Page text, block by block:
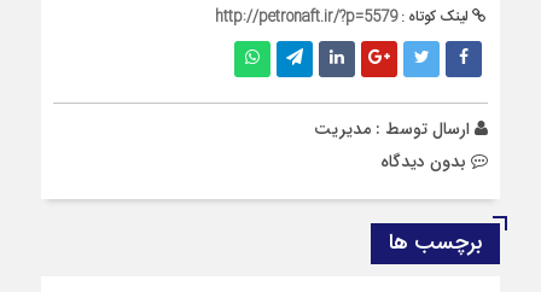
لینک کوتاه :http://petronaft.ir/?p=5579
ارسال توسط : مدیریت
بدون دیدگاه
برچسب ها